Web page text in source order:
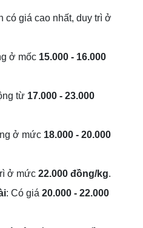
có giá cao nhất, duy trì ở
ở mốc 15.000 - 16.000
từ 17.000 - 23.000
ở mức 18.000 - 20.000
ở mức 22.000 đồng/kg.
: Có giá 20.000 - 22.000